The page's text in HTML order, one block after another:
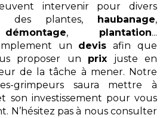
intervenir pour divers
des plantes, haubanage,
démontage, plantation...
un devis afin que
proposer un prix juste en
de la tâche à mener. Notre
grimpeurs saura mettre à
son investissement pour vous
N’hésitez pas à nous consulter